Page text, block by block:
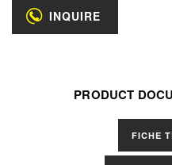
INQUIRE
PRODUCT
FICHE